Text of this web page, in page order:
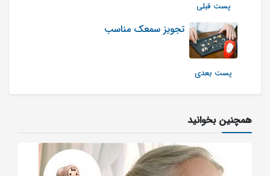
پست قبلی
تجویز سمعک مناسب
پست بعدی
همچنین بخوانید